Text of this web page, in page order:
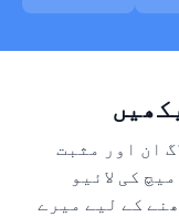
ان اور مثبت
کی لائیو
کے لیے میرے